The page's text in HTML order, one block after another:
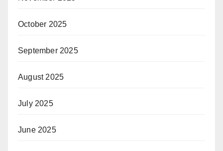
October 2025
September 2025
August 2025
July 2025
June 2025